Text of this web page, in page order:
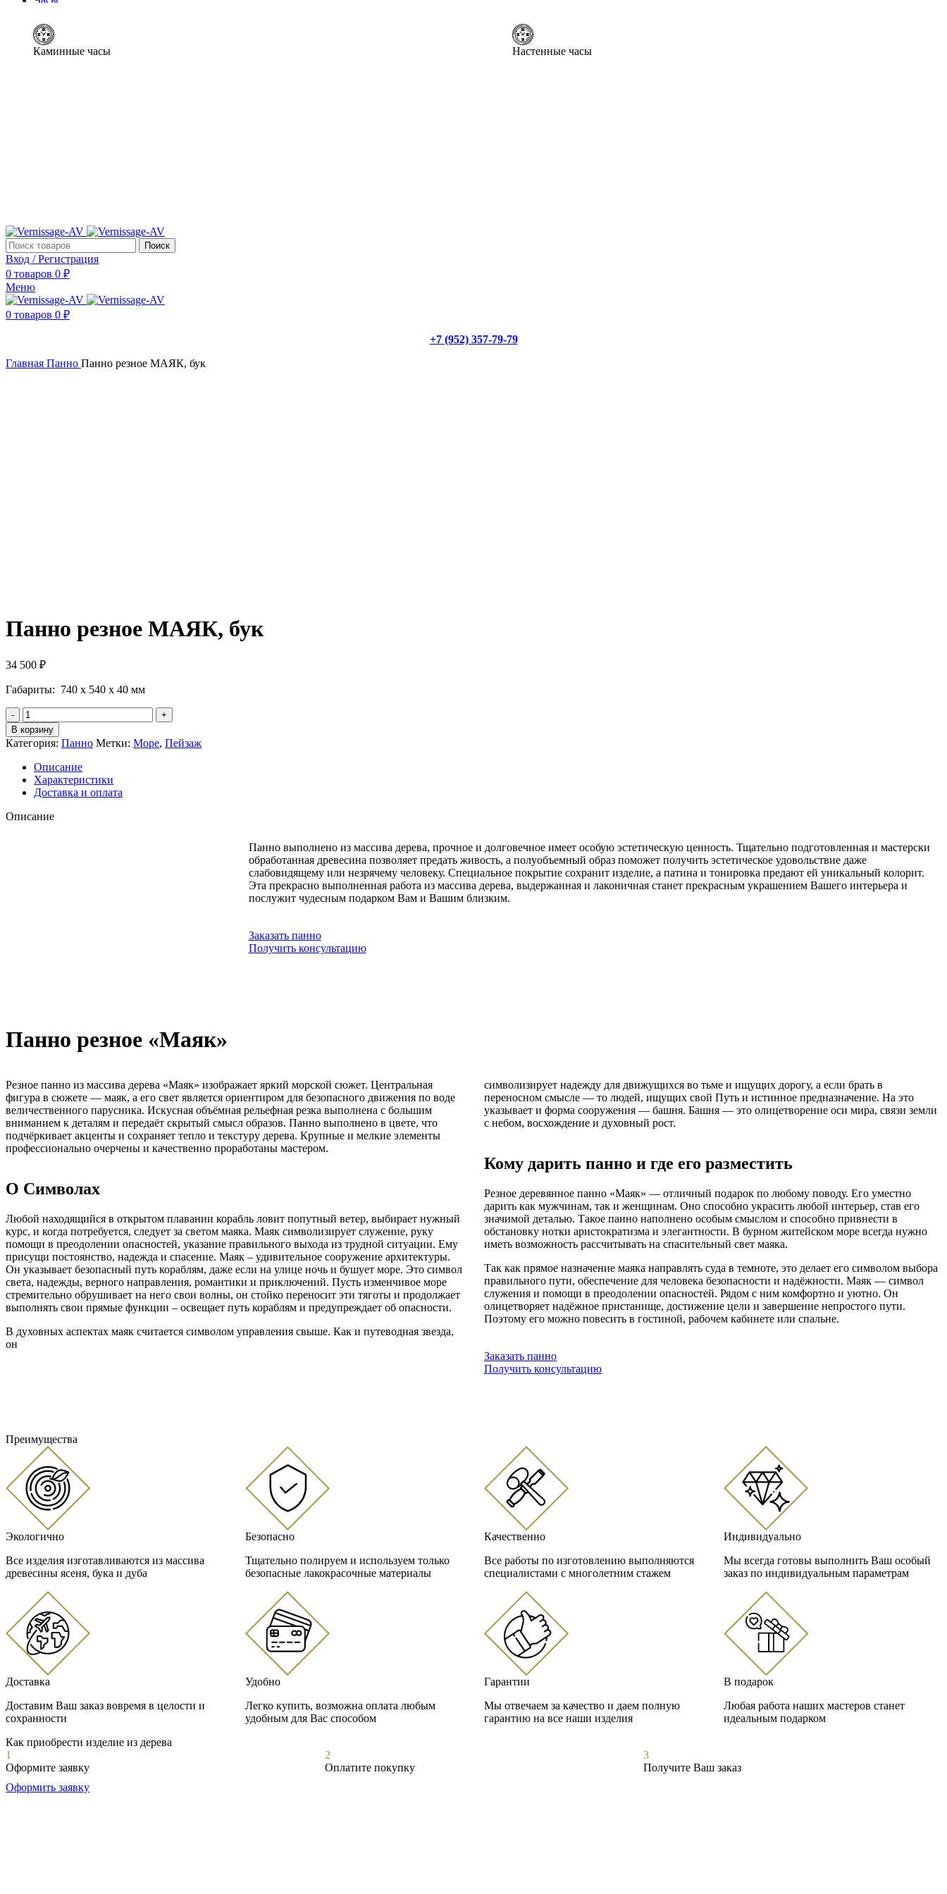
Каминные часы Настенные часы
Поиск
Вход / Регистрация
0 товаров 0 ₽
Меню
0 товаров 0 ₽
+7 (952) 357-79-79
Главная Панно Панно резное МАЯК, бук
Панно резное МАЯК, бук
34 500 ₽
Габариты: 740 х 540 х 40 мм
Количество
Панно
резное
МАЯК,
бук
В корзину
Категория: Панно Метки: Море, Пейзаж
Описание
Характеристики
Доставка и оплата
Описание
Панно выполнено из массива дерева, прочное и долговечное имеет особую эстетическую ценность. Тщательно подготовленная и мастерски
обработанная древесина позволяет предать живость, а полуобъемный образ поможет получить эстетическое удовольствие даже
слабовидящему или незрячему человеку. Специальное покрытие сохранит изделие, а патина и тонировка предают ей уникальный колорит.
Эта прекрасно выполненная работа из массива дерева, выдержанная и лаконичная станет прекрасным украшением Вашего интерьера и
послужит чудесным подарком Вам и Вашим близким.
Заказать панно
Получить консультацию
Панно резное «Маяк»
Резное панно из массива дерева «Маяк» изображает яркий морской сюжет. Центральная
фигура в сюжете — маяк, а его свет является ориентиром для безопасного движения по воде
величественного парусника. Искусная объёмная рельефная резка выполнена с большим
вниманием к деталям и передаёт скрытый смысл образов. Панно выполнено в цвете, что
подчёркивает акценты и сохраняет тепло и текстуру дерева. Крупные и мелкие элементы
профессионально очерчены и качественно проработаны мастером.
О Символах
Любой находящийся в открытом плавании корабль ловит попутный ветер, выбирает нужный
курс, и когда потребуется, следует за светом маяка. Маяк символизирует служение, руку
помощи в преодолении опасностей, указание правильного выхода из трудной ситуации. Ему
присущи постоянство, надежда и спасение. Маяк – удивительное сооружение архитектуры.
Он указывает безопасный путь кораблям, даже если на улице ночь и бушует море. Это символ
света, надежды, верного направления, романтики и приключений. Пусть изменчивое море
стремительно обрушивает на него свои волны, он стойко переносит эти тяготы и продолжает
выполнять свои прямые функции – освещает путь кораблям и предупреждает об опасности.
В духовных аспектах маяк считается символом управления свыше. Как и путеводная звезда,
он
символизирует надежду для движущихся во тьме и ищущих дорогу, а если брать в
переносном смысле — то людей, ищущих свой Путь и истинное предназначение. На это
указывает и форма сооружения — башня. Башня — это олицетворение оси мира, связи земли
с небом, восхождение и духовный рост.
Кому дарить панно и где его разместить
Резное деревянное панно «Маяк» — отличный подарок по любому поводу. Его уместно
дарить как мужчинам, так и женщинам. Оно способно украсить любой интерьер, став его
значимой деталью. Такое панно наполнено особым смыслом и способно привнести в
обстановку нотки аристократизма и элегантности. В бурном житейском море всегда нужно
иметь возможность рассчитывать на спасительный свет маяка.
Так как прямое назначение маяка направлять суда в темноте, это делает его символом выбора
правильного пути, обеспечение для человека безопасности и надёжности. Маяк — символ
служения и помощи в преодолении опасностей. Рядом с ним комфортно и уютно. Он
олицетворяет надёжное пристанище, достижение цели и завершение непростого пути.
Поэтому его можно повесить в гостиной, рабочем кабинете или спальне.
Заказать панно
Получить консультацию
Преимущества
Экологично
Все изделия изготавливаются из массива
древесины ясеня, бука и дуба
Безопасно
Тщательно полируем и используем только
безопасные лакокрасочные материалы
Качественно
Все работы по изготовлению выполняются
специалистами с многолетним стажем
Индивидуально
Мы всегда готовы выполнить Ваш особый
заказ по индивидуальным параметрам
Доставка
Доставим Ваш заказ вовремя в целости и
сохранности
Удобно
Легко купить, возможна оплата любым
удобным для Вас способом
Гарантии
Мы отвечаем за качество и даем полную
гарантию на все наши изделия
В подарок
Любая работа наших мастеров станет
идеальным подарком
Как приобрести изделие из дерева
1
Оформите заявку
Оформить заявку
2
Оплатите покупку
3
Получите Ваш заказ